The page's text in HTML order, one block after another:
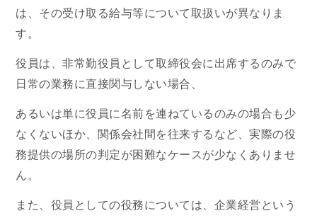
は、その受け取る給与等について取扱いが異なりま
す。
役員は、非常勤役員として取締役会に出席するのみで
日常の業務に直接関与しない場合、
あるいは単に役員に名前を連ねているのみの場合も少
なくないほか、関係会社間を往来するなど、実際の役
務提供の場所の判定が困難なケースが少なくありませ
ん。
また、役員としての役務については、企業経営という